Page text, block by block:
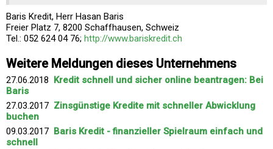
Baris Kredit, Herr Hasan Baris
Freier Platz 7, 8200 Schaffhausen, Schweiz
Tel.: 052 624 04 76; http://www.bariskredit.ch
Weitere Meldungen dieses Unternehmens
27.06.2018 Kredit schnell und sicher online beantragen: Bei
Baris
27.03.2017 Zinsgünstige Kredite mit schneller Abwicklung
buchen
09.03.2017 Baris Kredit - finanzieller Spielraum einfach und
schnell